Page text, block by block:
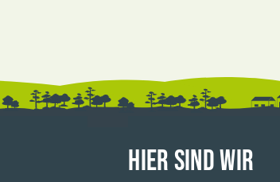
HIER SIND WIR